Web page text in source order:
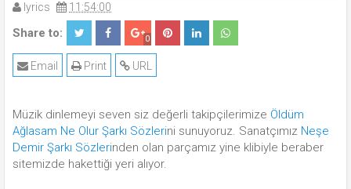
lyrics 11:54:00
Share to: 0
URL
Print
Email
Müzik dinlemeyi seven siz değerli takipçilerimize Öldüm
Ağlasam Ne Olur Şarkı Sözlerini sunuyoruz. Sanatçımız Neşe
Demir Şarkı Sözlerinden olan parçamız yine klibiyle beraber
sitemizde hakettiği yeri alıyor.